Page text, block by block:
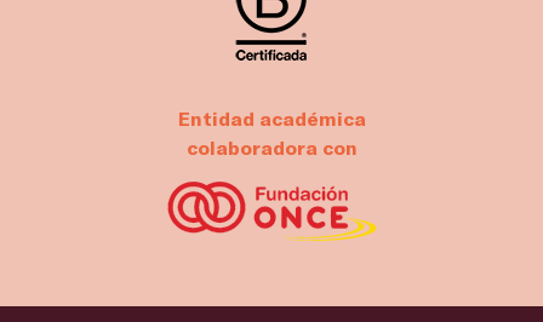
Entidad académica
colaboradora con